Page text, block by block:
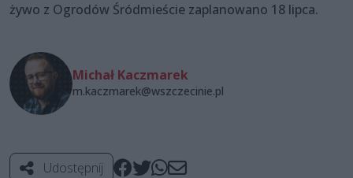
żywo z Ogrodów Śródmieście zaplanowano 18 lipca.
Michał Kaczmarek
m.kaczmarek@wszczecinie.pl
Udostępnij